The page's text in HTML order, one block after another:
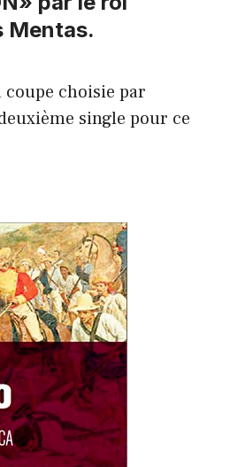
Mentas.
coupe choisie par
single pour ce